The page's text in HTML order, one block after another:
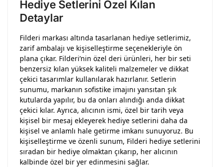
Hediye Setlerini Özel Kılan
Detaylar
Filderi markası altında tasarlanan hediye setlerimiz,
zarif ambalajı ve kişiselleştirme seçenekleriyle ön
plana çıkar. Filderi’nin özel deri ürünleri, her bir seti
benzersiz kılan yüksek kaliteli malzemeler ve dikkat
çekici tasarımlar kullanılarak hazırlanır. Setlerin
sunumu, markanın sofistike imajını yansıtan şık
kutularda yapılır, bu da onları alındığı anda dikkat
çekici kılar. Ayrıca, alıcının ismi, özel bir tarih veya
kişisel bir mesaj ekleyerek hediye setlerini daha da
kişisel ve anlamlı hale getirme imkanı sunuyoruz. Bu
kişiselleştirme ve özenli sunum, Filderi hediye setlerini
sıradan bir hediye olmaktan çıkarıp, her alıcının
kalbinde özel bir yer edinmesini sağlar.